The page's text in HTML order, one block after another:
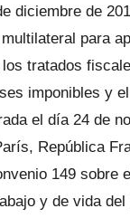
diciembre de
para
tratados
imponibles y
el día 24 de
República
149 sobre
y de vida del